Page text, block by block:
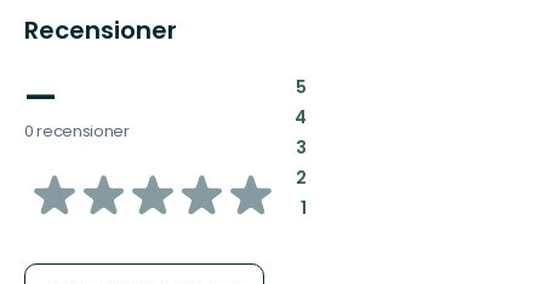
Recensioner
—
0 recensioner
av
5:
4:
3:
2:
1: